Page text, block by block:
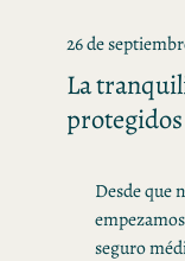
26 de
La
protegidos
Desde que
seguro